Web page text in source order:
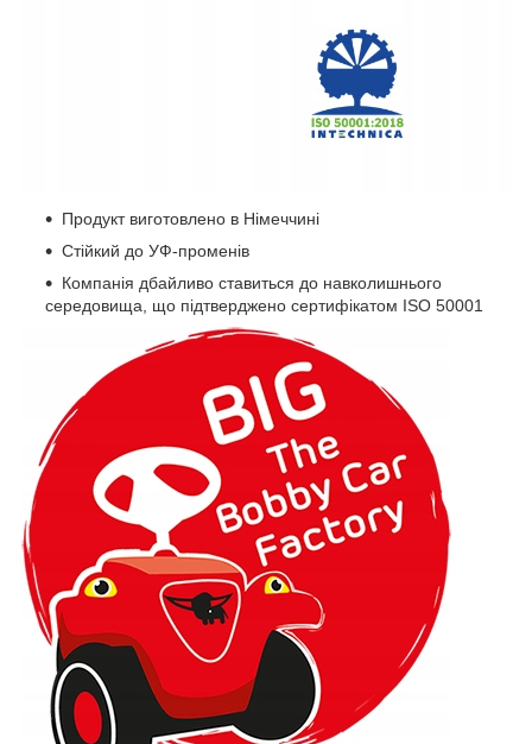
Продукт виготовлено в Німеччині
Стійкий до УФ-променів
Компанія дбайливо ставиться до навколишнього
середовища, що підтверджено сертифікатом ISO 50001